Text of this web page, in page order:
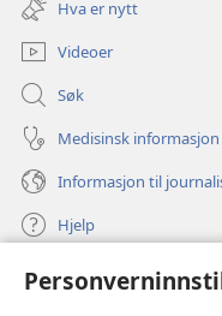
vindu)
Hva er nytt
Videoer
Søk
Medisinsk
Informasjon til
Hjelp
Bidrag
(åpner